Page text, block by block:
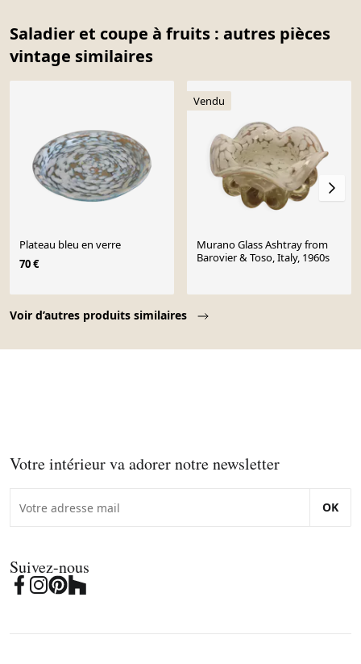
Saladier et coupe à fruits : autres pièces
vintage similaires
Voir d’autres produits similaires
Plateau bleu en verre
70 €
Vendu
Murano Glass Ashtray from
Barovier & Toso, Italy, 1960s
Votre intérieur va adorer notre newsletter
OK
Suivez-nous